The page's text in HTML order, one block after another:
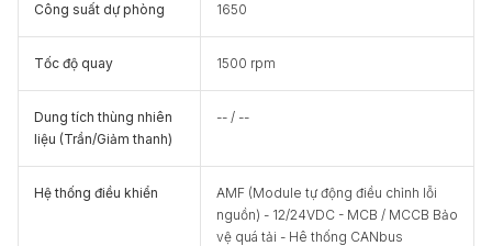
Công suất dự phòng 1650
Tốc độ quay 1500 rpm
Dung tích thùng nhiên
liệu (Trần/Giảm thanh)
-- / --
Hệ thống điều khiển
AMF (Module tự động điều chỉnh lỗi
nguồn) - 12/24VDC - MCB / MCCB Bảo
vệ quá tải - Hê thống CANbus